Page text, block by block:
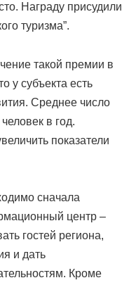
Награду присудили
туризма”.
такой премии в
у субъекта есть
Среднее число
в год.
показатели
сначала
центр –
гостей региона,
и дать
Кроме